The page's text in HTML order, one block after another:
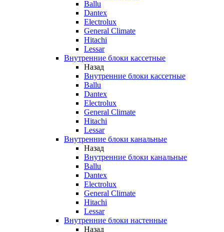
Ballu
Dantex
Electrolux
General Climate
Hitachi
Lessar
Внутренние блоки кассетные
Назад
Внутренние блоки кассетные
Ballu
Dantex
Electrolux
General Climate
Hitachi
Lessar
Внутренние блоки канальные
Назад
Внутренние блоки канальные
Ballu
Dantex
Electrolux
General Climate
Hitachi
Lessar
Внутренние блоки настенные
Назад